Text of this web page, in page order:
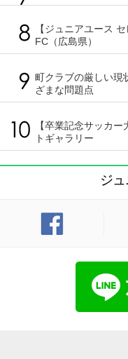
【ジュニアユース
FC（広島県）
町クラブの厳しい
ざまな問題点
【卒業記念サッカ
トギャラリー
ジ